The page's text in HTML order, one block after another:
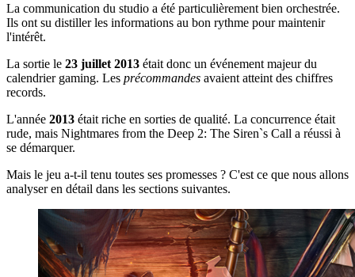
La communication du studio a été particulièrement bien orchestrée.
Ils ont su distiller les informations au bon rythme pour maintenir
l'intérêt.
La sortie le 23 juillet 2013 était donc un événement majeur du
calendrier gaming. Les précommandes avaient atteint des chiffres
records.
L'année 2013 était riche en sorties de qualité. La concurrence était
rude, mais Nightmares from the Deep 2: The Siren`s Call a réussi à
se démarquer.
Mais le jeu a-t-il tenu toutes ses promesses ? C'est ce que nous allons
analyser en détail dans les sections suivantes.